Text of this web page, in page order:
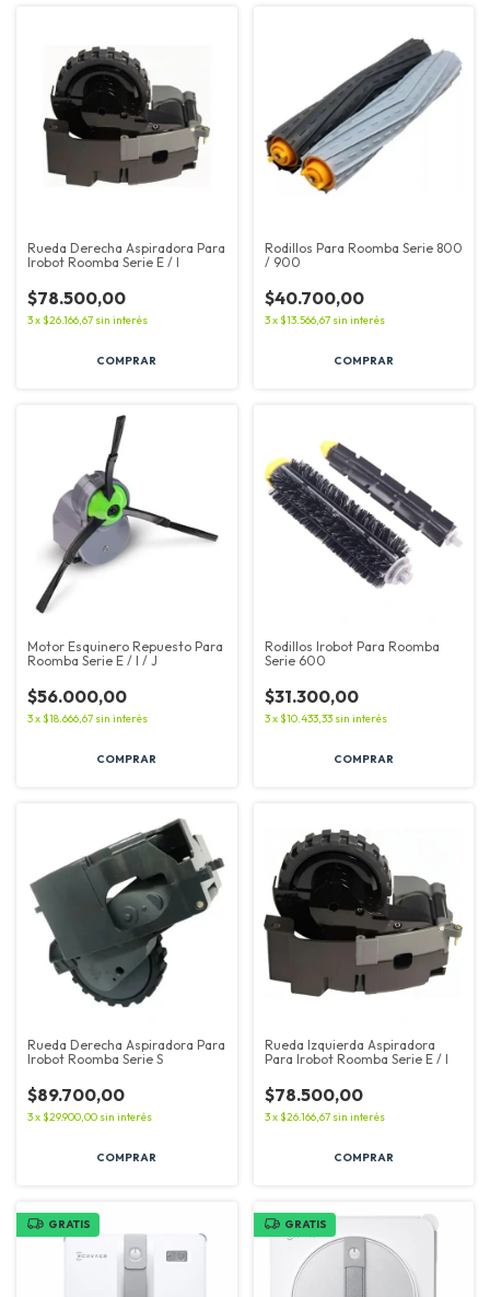
Rueda Derecha Aspiradora Para
Irobot Roomba Serie E / I
$78.500,00
3x$26.166,67 sin interés
Rodillos Para Roomba Serie 800
/ 900
$40.700,00
3x$13.566,67 sin interés
COMPRAR
Motor Esquinero Repuesto Para
Roomba Serie E / I / J
$56.000,00
3x$18.666,67 sin interés
Rodillos Irobot Para Roomba
Serie 600
$31.300,00
3x$10.433,33 sin interés
Rueda Derecha Aspiradora Para
Irobot Roomba Serie S
$89.700,00
3x$29.900,00 sin interés
Rueda Izquierda Aspiradora
Para Irobot Roomba Serie E / I
$78.500,00
3x$26.166,67 sin interés
GRATIS GRATIS